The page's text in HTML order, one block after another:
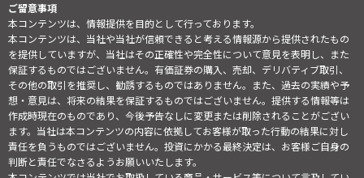
ご留意事項
本コンテンツは、情報提供を目的として行っております。
本コンテンツは、当社や当社が信頼できると考える情報源から提供されたもの
を提供していますが、当社はその正確性や完全性について意見を表明し、また
保証するものではございません。有価証券の購入、売却、デリバティブ取引、
その他の取引を推奨し、勧誘するものではありません。また、過去の実績や予
想・意見は、将来の結果を保証するものではございません。提供する情報等は
作成時現在のものであり、今後予告なしに変更または削除されることがござい
ます。当社は本コンテンツの内容に依拠してお客様が取った行動の結果に対し
責任を負うものではございません。投資にかかる最終決定は、お客様ご自身の
判断と責任でなさるようお願いいたします。